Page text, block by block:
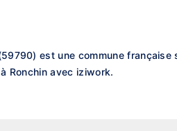
est une commune
Ronchin avec iziwork.